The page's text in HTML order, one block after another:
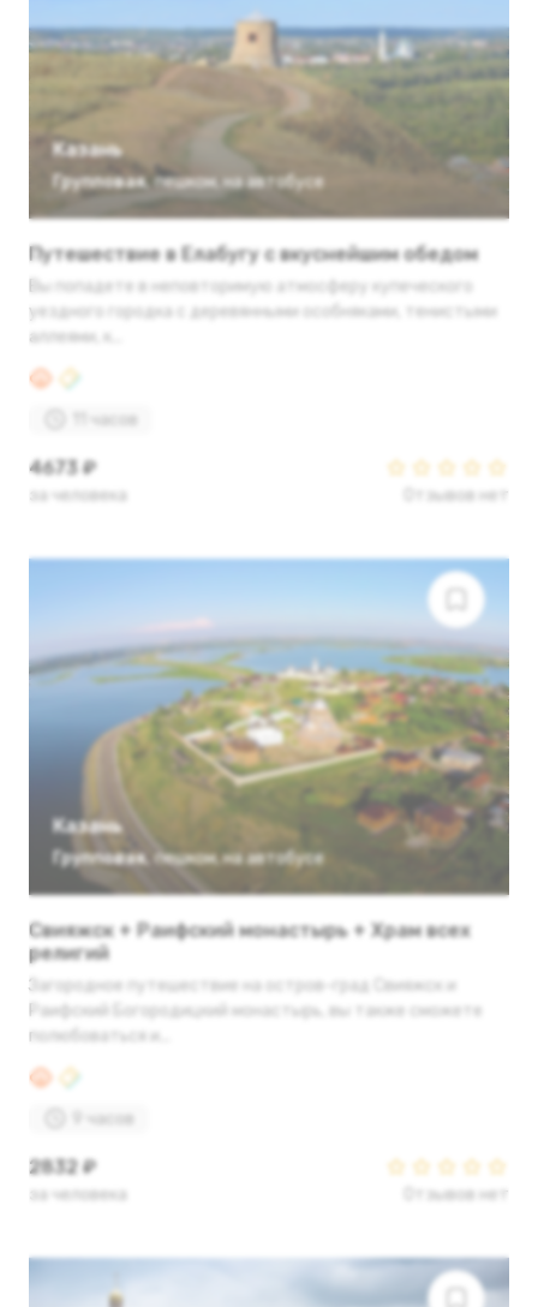
Казань
Групповая, пешком, на автобусе
Путешествие в Елабугу с вкуснейшим обедом
Вы попадете в неповторимую атмосферу купеческого
уездного городка с деревянными особняками, тенистыми
аллеями, к...
11 часов
4673 ₽
за человека Отзывов нет
Казань
Групповая, пешком, на автобусе
Свияжск + Раифский монастырь + Храм всех
религий
Загородное путешествие на остров-град Свияжск и
Раифский Богородицкий монастырь, вы также сможете
полюбоваться и...
9 часов
2832 ₽
за человека Отзывов нет